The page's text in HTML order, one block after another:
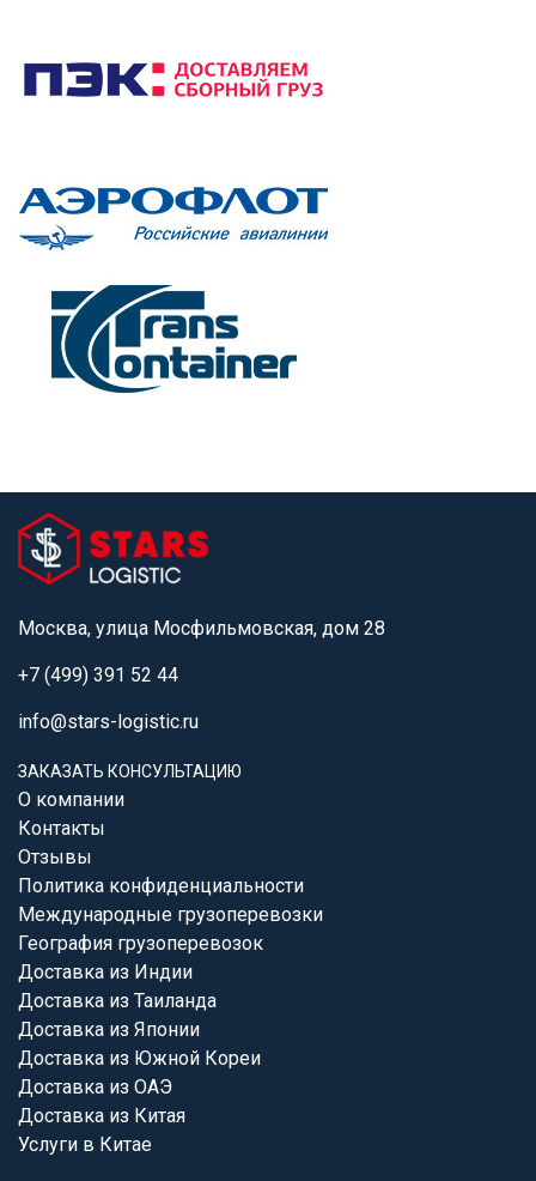
Москва, улица Мосфильмовская, дом 28
+7 (499) 391 52 44
info@stars-logistic.ru
ЗАКАЗАТЬ КОНСУЛЬТАЦИЮ
О компании
Контакты
Отзывы
Политика конфиденциальности
Международные грузоперевозки
География грузоперевозок
Доставка из Индии
Доставка из Таиланда
Доставка из Японии
Доставка из Южной Кореи
Доставка из ОАЭ
Доставка из Китая
Услуги в Китае